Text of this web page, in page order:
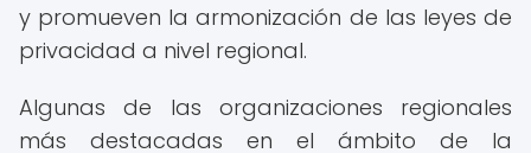
y promueven la armonización de las leyes de
privacidad a nivel regional.
Algunas de las organizaciones regionales
más destacadas en el ámbito de la